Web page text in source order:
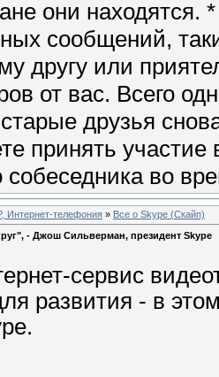
они находятся.
сообщений,
другу или
от вас. Всего
друзья
принять
во
Интернет-телефония » Все о Skype (Скайп)
- Джош Сильверман, президент Skype
сервис
развития - в